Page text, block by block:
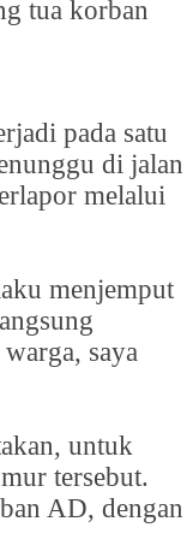
tua korban
pada satu
di jalan
melalui
menjemput
saya
untuk
tersebut.
AD, dengan